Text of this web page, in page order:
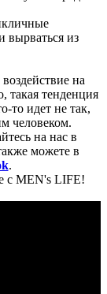
вырваться из
на
тенденция
то идет не так,
человеком.
на нас в
можете в
.
с MEN's LIFE!